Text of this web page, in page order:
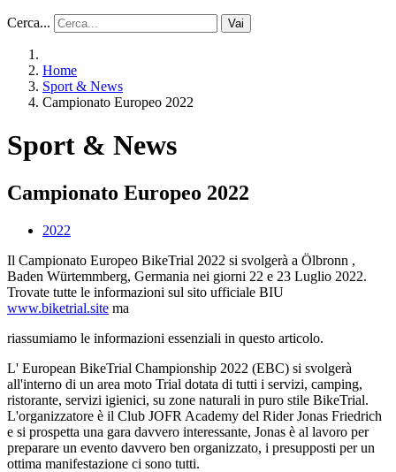
Cerca... Vai
Home
Sport & News
Campionato Europeo 2022
Sport & News
Campionato Europeo 2022
2022
Il Campionato Europeo BikeTrial 2022 si svolgerà a Ölbronn ,
Baden Würtemmberg, Germania nei giorni 22 e 23 Luglio 2022.
Trovate tutte le informazioni sul sito ufficiale BIU
www.biketrial.site ma
riassumiamo le informazioni essenziali in questo articolo.
L' European BikeTrial Championship 2022 (EBC) si svolgerà
all'interno di un area moto Trial dotata di tutti i servizi, camping,
ristorante, servizi igienici, su zone naturali in puro stile BikeTrial.
L'organizzatore è il Club JOFR Academy del Rider Jonas Friedrich
e si prospetta una gara davvero interessante, Jonas è al lavoro per
preparare un evento davvero ben organizzato, i presupposti per un
ottima manifestazione ci sono tutti.